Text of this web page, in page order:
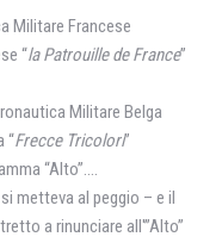
Militare Francese
“la Patrouille de France”
Militare Belga
“Frecce Tricolori”
“Alto”….
metteva al peggio – e il
a rinunciare all'”Alto”